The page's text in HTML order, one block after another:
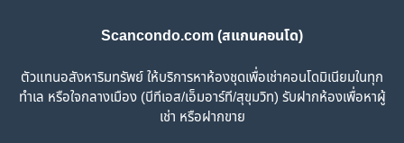
Scancondo.com (สแกนคอนโด)
ตัวแทนอสังหาริมทรัพย์ ให้บริการหาห้องชุดเพื่อเช่าคอนโดมิเนียมในทุก
ทำเล หรือใจกลางเมือง (บีทีเอส/เอ็มอาร์ที/สุขุมวิท) รับฝากห้องเพื่อหาผู้
เช่า หรือฝากขาย